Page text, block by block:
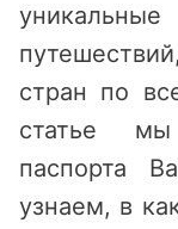
стран по
статье мы
паспорта
узнаем, в